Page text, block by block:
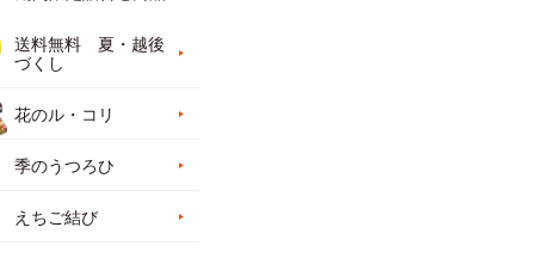
送料無料 夏・越後
づくし
花のル・コリ
季のうつろひ
えちご結び